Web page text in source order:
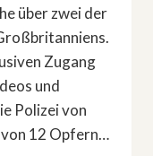
über zwei der
Zugang
und
Polizei von
12 Opfern…